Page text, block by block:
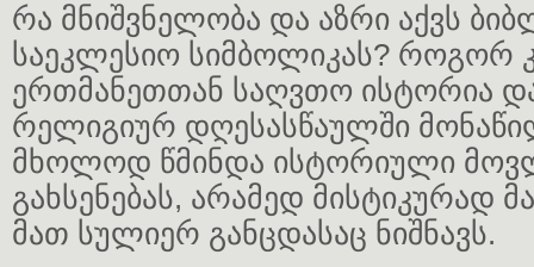
რა მნიშვნელობა და აზრი აქვს
საეკლესიო სიმბოლიკას? როგორ
ერთმანეთთან საღვთო ისტორია
რელიგიურ დღესასწაულში
მხოლოდ წმინდა ისტორიული
გახსენებას, არამედ მისტიკურად
მათ სულიერ განცდასაც ნიშნავს.